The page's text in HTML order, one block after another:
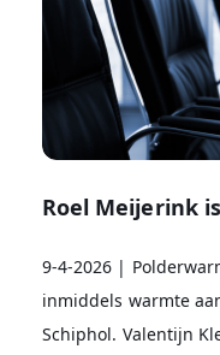
Roel Meijerink
9-4-2026 |
inmiddels warmte
Schiphol. Valentijn